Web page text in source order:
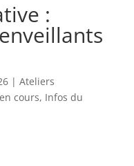
:
| Ateliers
cours, Infos du